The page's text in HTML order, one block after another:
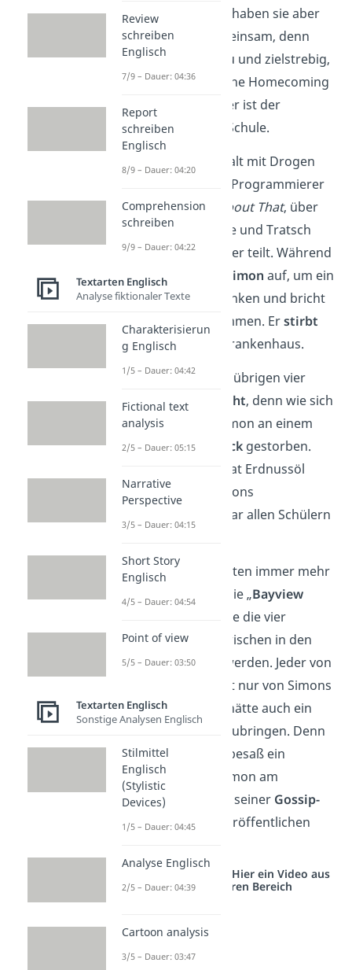
nachsitzen
. Sonst haben sie aber
so gar nichts gemeinsam, denn
Bronwyn ist schlau und zielstrebig,
Addy ist die hübsche Homecoming
Queen, und Cooper ist der
Baseball-Star der Schule.
Nate hingegen dealt mit Drogen
und Simon ist der Programmierer
der Gossip-App
About That, über
die er Geheimnisse und Tratsch
über andere Schüler teilt. Während
der Stunde steht
Simon auf, um ein
Glas Wasser
zu trinken und bricht
kurz darauf zusammen. Erstirbt
wenig später im Krankenhaus.
Schnell stehen die übrigen vier
unterMordverdacht, denn wie sich
herausstellt, ist Simon an einem
allergischen Schock gestorben.
Sein Wasserglas hat Erdnussöl
enthalten und Simons
war allen Schülern
Nach und nach treten immer mehr
Geheimnisse um die „Bayview
“ ans Licht, wie die vier
Verdächtigen inzwischen in den
Medien genannt werden. Jeder von
ihnen wusste nicht nur von Simons
Allergie, sondern hätte auch ein
Motiv
, Simon umzubringen. Denn
jeder der Schüler besaß ein
Geheimnis
, das Simon am
folgenden Tag auf seiner Gossip-
AppAbout That
veröffentlichen
Studyflix vernetzt: Hier ein Video aus
einem anderen Bereich
Review
schreiben
Englisch
7/9 – Dauer: 04:36
Report
schreiben
Englisch
8/9 – Dauer: 04:20
Comprehension
schreiben
9/9 – Dauer: 04:22
Textarten Englisch
Analyse fiktionaler Texte
Charakterisierun
g Englisch
1/5 – Dauer: 04:42
Fictional text
analysis
2/5 – Dauer: 05:15
Narrative
Perspective
3/5 – Dauer: 04:15
Short Story
Englisch
4/5 – Dauer: 04:54
Point of view
5/5 – Dauer: 03:50
Textarten Englisch
Sonstige Analysen Englisch
Stilmittel
Englisch
(Stylistic
Devices)
1/5 – Dauer: 04:45
Analyse Englisch
2/5 – Dauer: 04:39
Cartoon analysis
3/5 – Dauer: 03:47